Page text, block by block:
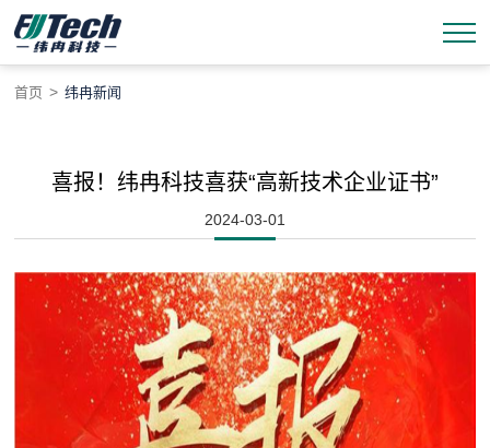
首页 > 纬冉新闻
喜报！纬冉科技喜获“高新技术企业证书”
2024-03-01